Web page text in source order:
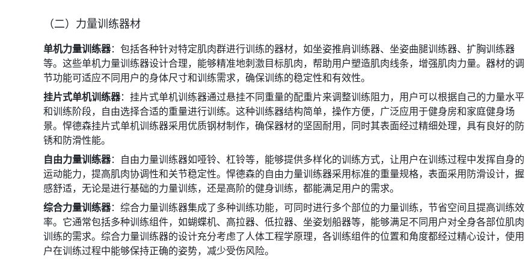
（二）力量训练器材
单机力量训练器：包括各种针对特定肌肉群进行训练的器材，如坐姿推肩训练器、坐姿曲腿训练器、扩胸训练器
等。这些单机力量训练器设计合理，能够精准地刺激目标肌肉，帮助用户塑造肌肉线条，增强肌肉力量。器材的调
节功能可适应不同用户的身体尺寸和训练需求，确保训练的稳定性和有效性。
挂片式单机训练器：挂片式单机训练器通过悬挂不同重量的配重片来调整训练阻力，用户可以根据自己的力量水平
和训练阶段，自由选择合适的重量进行训练。这种训练器结构简单，操作方便，广泛应用于健身房和家庭健身场
景。悍德森挂片式单机训练器采用优质钢材制作，确保器材的坚固耐用，同时其表面经过精细处理，具有良好的防
锈和防滑性能。
自由力量训练器：自由力量训练器如哑铃、杠铃等，能够提供多样化的训练方式，让用户在训练过程中发挥自身的
运动能力，提高肌肉协调性和关节稳定性。悍德森的自由力量训练器采用标准的重量规格，表面采用防滑设计，握
感舒适，无论是进行基础的力量训练，还是高阶的健身训练，都能满足用户的需求。
综合力量训练器：综合力量训练器集成了多种训练功能，可同时进行多个部位的力量训练，节省空间且提高训练效
率。它通常包括多种训练组件，如蝴蝶机、高拉器、低拉器、坐姿划船器等，能够满足不同用户对全身各部位肌肉
训练的需求。综合力量训练器的设计充分考虑了人体工程学原理，各训练组件的位置和角度都经过精心设计，使用
户在训练过程中能够保持正确的姿势，减少受伤风险。